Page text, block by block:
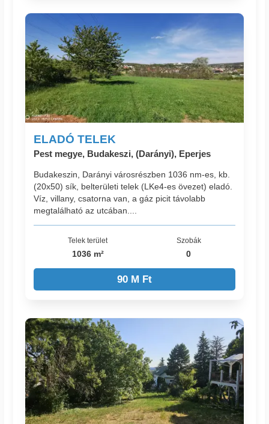
ELADÓ TELEK
Pest megye, Budakeszi, (Darányi), Eperjes
Budakeszin, Darányi városrészben 1036 nm-es, kb.
(20x50) sík, belterületi telek (LKe4-es övezet) eladó.
Víz, villany, csatorna van, a gáz picit távolabb
megtalálható az utcában....
Telek terület
1036 m²
Szobák
0
90 M Ft